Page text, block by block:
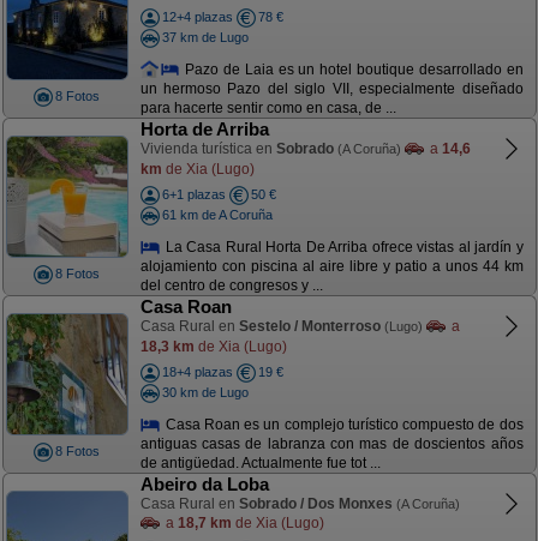
8 Fotos
12+4 plazas
78 €
37 km de Lugo
Pazo de Laia es un hotel boutique desarrollado en
un hermoso Pazo del siglo VII, especialmente diseñado
para hacerte sentir como en casa, de ...
8 Fotos
Horta de Arriba
Vivienda turística en Sobrado (A Coruña) a 14,6
km de Xia (Lugo)
6+1 plazas
50 €
61 km de A Coruña
La Casa Rural Horta De Arriba ofrece vistas al jardín y
alojamiento con piscina al aire libre y patio a unos 44 km
del centro de congresos y ...
8 Fotos
Casa Roan
Casa Rural en Sestelo / Monterroso (Lugo)
a
18,3 km de Xia (Lugo)
18+4 plazas
19 €
30 km de Lugo
Casa Roan es un complejo turístico compuesto de dos
antiguas casas de labranza con mas de doscientos años
de antigüedad. Actualmente fue tot ...
Abeiro da Loba
Casa Rural en Sobrado / Dos Monxes (A Coruña)
a 18,7 km de Xia (Lugo)